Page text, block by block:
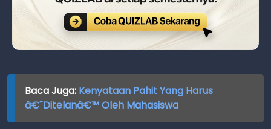
Baca Juga: Kenyataan Pahit Yang Harus
â€˜Ditelanâ€™ Oleh Mahasiswa